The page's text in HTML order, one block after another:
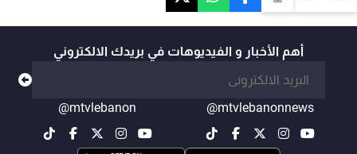
أهم الأخبار و الفيديوهات في بريدك الالكتروني
@mtvlebanonnews
@mtvlebanon